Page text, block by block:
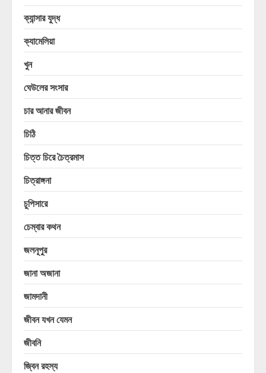
ক্যান্সার যুদ্ধ
ক্যামেলিয়া
খুন
ঘেউলের সংসার
চার আনার জীবন
চিঠি
চিত্ত চিরে চৈত্রমাস
চিত্রাঙ্গনা
চুপিসারে
চেম্বার কথন
জলনূপুর
জানা অজানা
জামদানী
জীবন যখন যেমন
জীবনি
জ্বিন রহস্য